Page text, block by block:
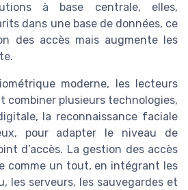
à base centrale, elles,
dans une base de données, ce
des accès mais augmente les
moderne, les lecteurs
combiner plusieurs technologies,
la reconnaissance faciale
pour adapter le niveau de
d’accès. La gestion des accès
comme un tout, en intégrant les
les serveurs, les sauvegardes et